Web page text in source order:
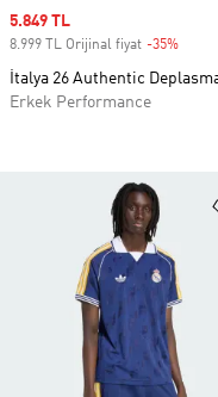
Sale price
5.849 TL
8.999 TL Orijinal fiyat -35%
İtalya 26 Authentic
Erkek Performance